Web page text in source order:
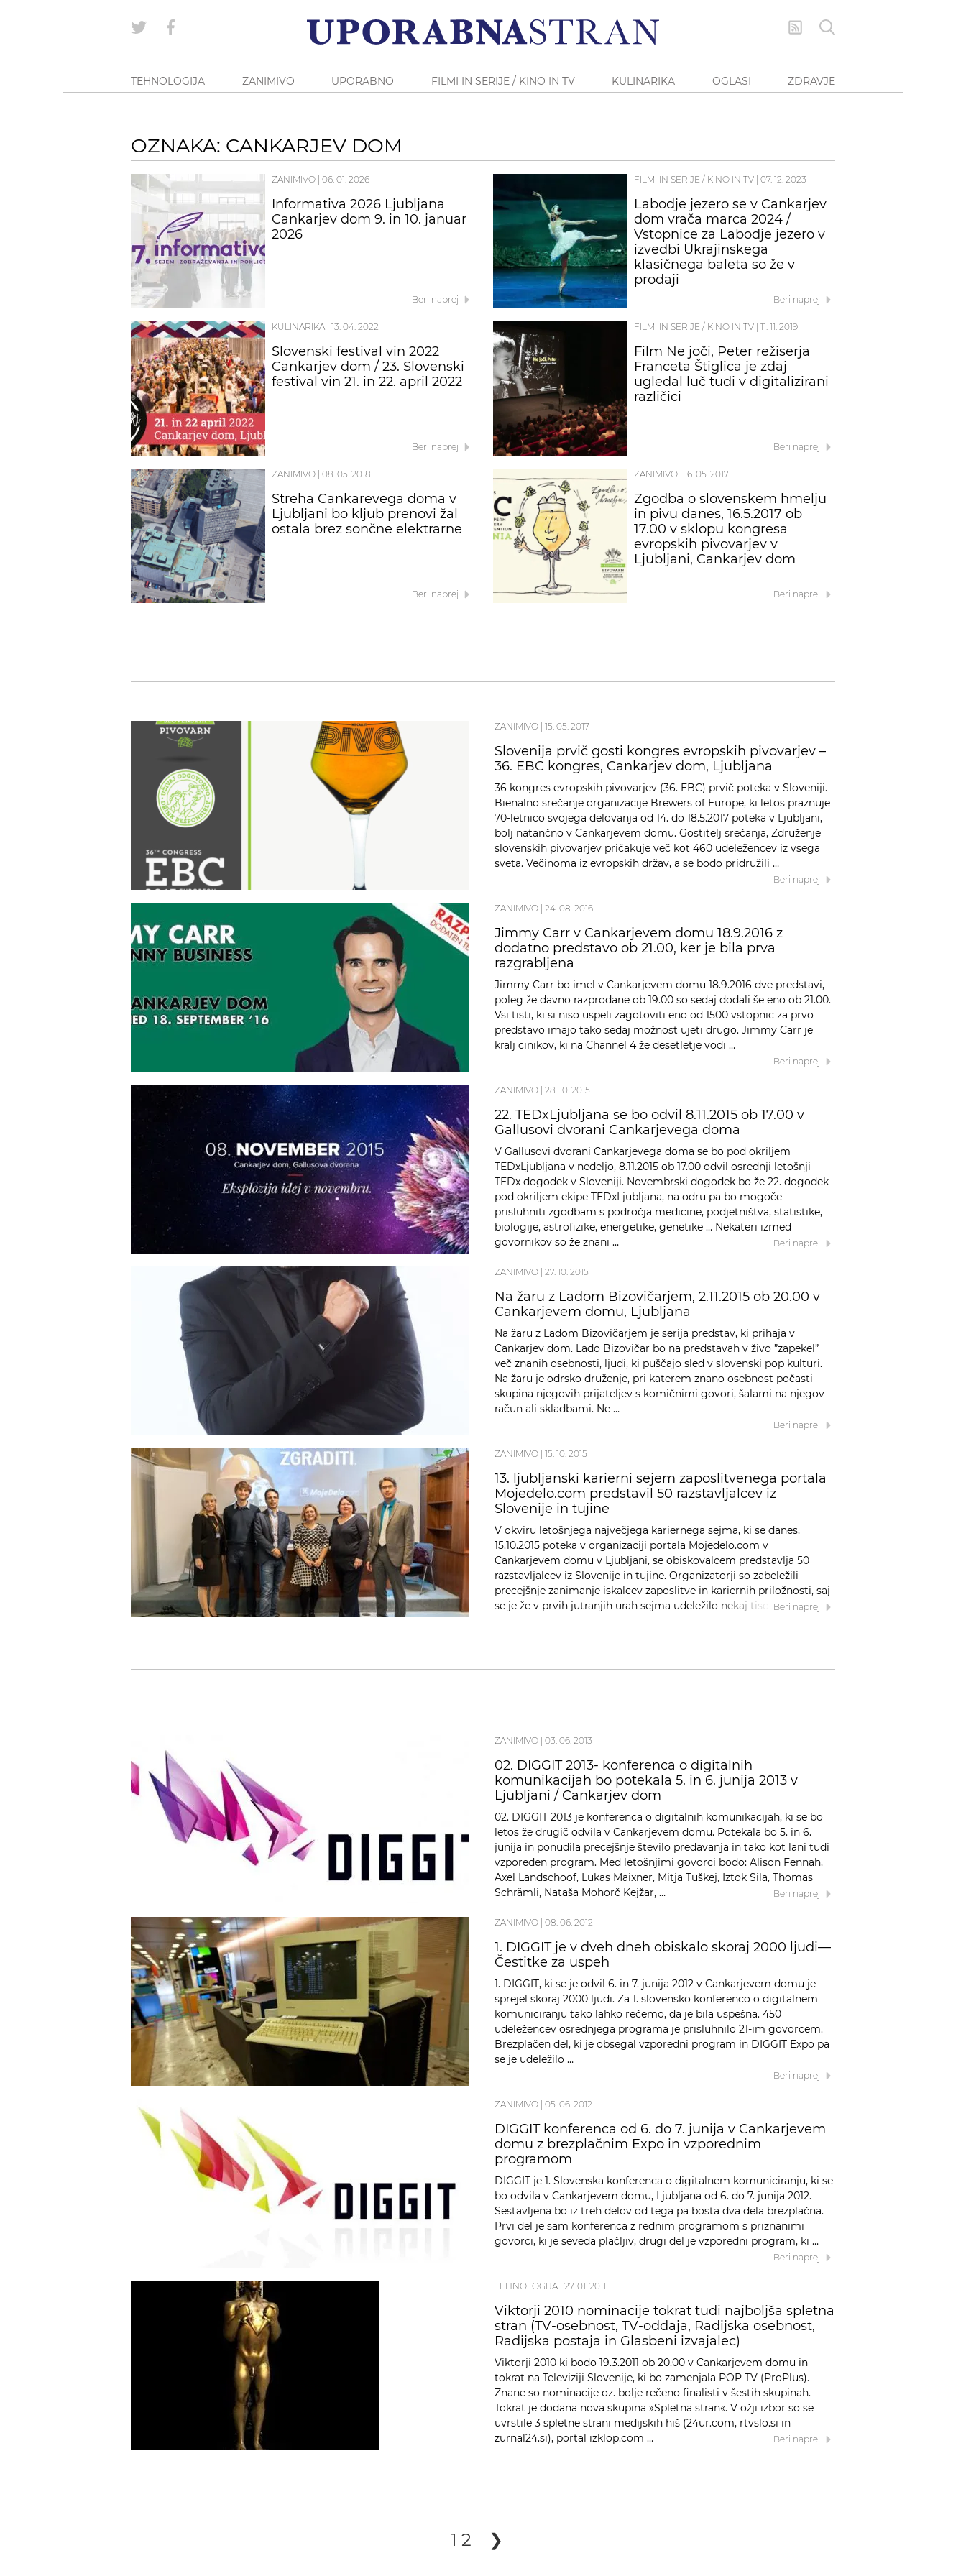
TEHNOLOGIJA ZANIMIVO UPORABNO FILMI IN SERIJE / KINO IN TV KULINARIKA OGLASI ZDRAVJE
OZNAKA: CANKARJEV DOM
ZANIMIVO 06. 01. 2026
Informativa 2026 Ljubljana
Cankarjev dom 9. in 10. januar
2026
Beri naprej
FILMI IN SERIJE / KINO IN TV| 07. 12. 2023
Labodje jezero se v Cankarjev
dom vrača marca 2024 /
Vstopnice za Labodje jezero v
izvedbi Ukrajinskega
klasičnega baleta so že v
prodaji
Beri naprej
KULINARIKA 13. 04. 2022
Slovenski festival vin 2022
Cankarjev dom / 23. Slovenski
festival vin 21. in 22. april 2022
Beri naprej
FILMI IN SERIJE / KINO IN TV| 11. 11. 2019
Film Ne joči, Peter režiserja
Franceta Štiglica je zdaj
ugledal luč tudi v digitalizirani
različici
Beri naprej
ZANIMIVO 08. 05. 2018
Streha Cankarevega doma v
Ljubljani bo kljub prenovi žal
ostala brez sončne elektrarne
Beri naprej
ZANIMIVO| 16. 05. 2017
Zgodba o slovenskem hmelju
in pivu danes, 16.5.2017 ob
17.00 v sklopu kongresa
evropskih pivovarjev v
Ljubljani, Cankarjev dom
Beri naprej
ZANIMIVO 15. 05. 2017
Slovenija prvič gosti kongres evropskih pivovarjev –
36. EBC kongres, Cankarjev dom, Ljubljana
36 kongres evropskih pivovarjev (36. EBC) prvič poteka v Sloveniji.
Bienalno srečanje organizacije Brewers of Europe, ki letos praznuje
70-letnico svojega delovanja od 14. do 18.5.2017 poteka v Ljubljani,
bolj natančno v Cankarjevem domu. Gostitelj srečanja, Združenje
slovenskih pivovarjev pričakuje več kot 460 udeležencev iz vsega
sveta. Večinoma iz evropskih držav, a se bodo pridružili …
Beri naprej
ZANIMIVO 24. 08. 2016
Jimmy Carr v Cankarjevem domu 18.9.2016 z
dodatno predstavo ob 21.00, ker je bila prva
razgrabljena
Jimmy Carr bo imel v Cankarjevem domu 18.9.2016 dve predstavi,
poleg že davno razprodane ob 19.00 so sedaj dodali še eno ob 21.00.
Vsi tisti, ki si niso uspeli zagotoviti eno od 1500 vstopnic za prvo
predstavo imajo tako sedaj možnost ujeti drugo. Jimmy Carr je
kralj cinikov, ki na Channel 4 že desetletje vodi …
Beri naprej
ZANIMIVO 28. 10. 2015
22. TEDxLjubljana se bo odvil 8.11.2015 ob 17.00 v
Gallusovi dvorani Cankarjevega doma
V Gallusovi dvorani Cankarjevega doma se bo pod okriljem
TEDxLjubljana v nedeljo, 8.11.2015 ob 17.00 odvil osrednji letošnji
TEDx dogodek v Sloveniji. Novembrski dogodek bo že 22. dogodek
pod okriljem ekipe TEDxLjubljana, na odru pa bo mogoče
prisluhniti zgodbam s področja medicine, podjetništva, statistike,
biologije, astrofizike, energetike, genetike … Nekateri izmed
govornikov so že znani …
Beri naprej
ZANIMIVO 27. 10. 2015
Na žaru z Ladom Bizovičarjem, 2.11.2015 ob 20.00 v
Cankarjevem domu, Ljubljana
Na žaru z Ladom Bizovičarjem je serija predstav, ki prihaja v
Cankarjev dom. Lado Bizovičar bo na predstavah v živo ”zapekel”
več znanih osebnosti, ljudi, ki puščajo sled v slovenski pop kulturi.
Na žaru je odrsko druženje, pri katerem znano osebnost počasti
skupina njegovih prijateljev s komičnimi govori, šalami na njegov
račun ali skladbami. Ne …
Beri naprej
ZANIMIVO 15. 10. 2015
13. ljubljanski karierni sejem zaposlitvenega portala
Mojedelo.com predstavil 50 razstavljalcev iz
Slovenije in tujine
V okviru letošnjega največjega kariernega sejma, ki se danes,
15.10.2015 poteka v organizaciji portala Mojedelo.com v
Cankarjevem domu v Ljubljani, se obiskovalcem predstavlja 50
razstavljalcev iz Slovenije in tujine. Organizatorji so zabeležili
precejšnje zanimanje iskalcev zaposlitve in kariernih priložnosti, saj
se je že v prvih jutranjih urah sejma udeležilo nekaj tisočBeri naprej
ZANIMIVO 03. 06. 2013
02. DIGGIT 2013- konferenca o digitalnih
komunikacijah bo potekala 5. in 6. junija 2013 v
Ljubljani / Cankarjev dom
02. DIGGIT 2013 je konferenca o digitalnih komunikacijah, ki se bo
letos že drugič odvila v Cankarjevem domu. Potekala bo 5. in 6.
junija in ponudila precejšnje število predavanja in tako kot lani tudi
vzporeden program. Med letošnjimi govorci bodo: Alison Fennah,
Axel Landschoof, Lukas Maixner, Mitja Tuškej, Iztok Sila, Thomas
Schrämli, Nataša Mohorč Kejžar, …
Beri naprej
ZANIMIVO 08. 06. 2012
1. DIGGIT je v dveh dneh obiskalo skoraj 2000 ljudi—
Čestitke za uspeh
1. DIGGIT, ki se je odvil 6. in 7. junija 2012 v Cankarjevem domu je
sprejel skoraj 2000 ljudi. Za 1. slovensko konferenco o digitalnem
komuniciranju tako lahko rečemo, da je bila uspešna. 450
udeležencev osrednjega programa je prisluhnilo 21-im govorcem.
Brezplačen del, ki je obsegal vzporedni program in DIGGIT Expo pa
se je udeležilo …
Beri naprej
ZANIMIVO 05. 06. 2012
DIGGIT konferenca od 6. do 7. junija v Cankarjevem
domu z brezplačnim Expo in vzporednim
programom
DIGGIT je 1. Slovenska konferenca o digitalnem komuniciranju, ki se
bo odvila v Cankarjevem domu, Ljubljana od 6. do 7. junija 2012.
Sestavljena bo iz treh delov od tega pa bosta dva dela brezplačna.
Prvi del je sam konferenca z rednim programom s priznanimi
govorci, ki je seveda plačljiv, drugi del je vzporedni program, ki …
Beri naprej
TEHNOLOGIJA 27. 01. 2011
Viktorji 2010 nominacije tokrat tudi najboljša spletna
stran (TV-osebnost, TV-oddaja, Radijska osebnost,
Radijska postaja in Glasbeni izvajalec)
Viktorji 2010 ki bodo 19.3.2011 ob 20.00 v Cankarjevem domu in
tokrat na Televiziji Slovenije, ki bo zamenjala POP TV (ProPlus).
Znane so nominacije oz. bolje rečeno finalisti v šestih skupinah.
Tokrat je dodana nova skupina »Spletna stran«. V ožji izbor so se
uvrstile 3 spletne strani medijskih hiš (24ur.com, rtvslo.si in
zurnal24.si), portal izklop.com …
Beri naprej
1 2 ❯